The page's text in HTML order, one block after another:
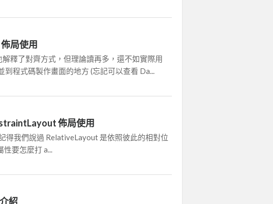
局使用
釋了對齊方式，但理論讀再多，還不如實際用
程式碼製作畫面的地方 (忘記可以查看 Da...
佈局使用
得我們說過 RelativeLayout 是依照彼此的相對位
要怎麼打 a...
紹